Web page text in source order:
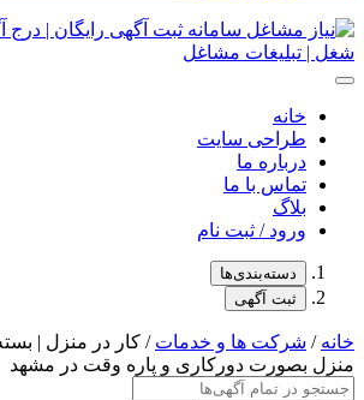
خانه
طراحی سایت
درباره ما
تماس با ما
بلاگ
ورود / ثبت نام
دسته‌بندی‌ها
ثبت آگهی
خانه/ شرکت ها و خدمات/ کار در منزل |
منزل بصورت دورکاری و پاره وقت در مشهد